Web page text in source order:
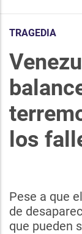
TRAGEDIA
los
Pese a que
de
que pueden